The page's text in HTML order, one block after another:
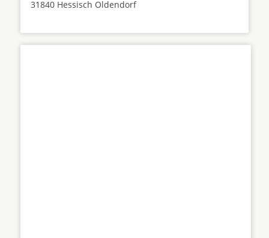
31840 Hessisch Oldendorf